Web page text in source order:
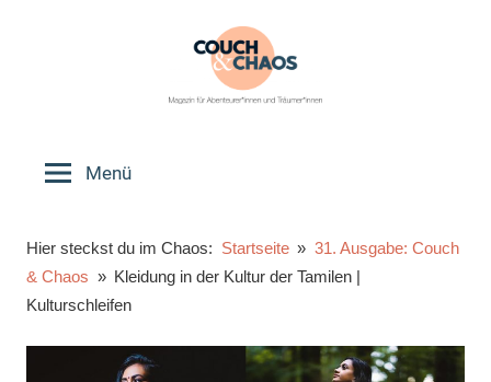
Chaos
Menü
Hier steckst du im Chaos: Startseite
31. Ausgabe: Couch
& Chaos
Kleidung in der Kultur der Tamilen |
Kulturschleifen